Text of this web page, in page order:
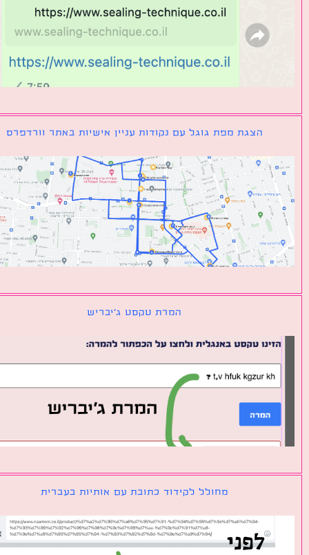
הצגת מפת גוגל עם נקודות עניין אישיות באתר וורדפרס
המרת טקסט ג׳יבריש
מחולל לקידוד כתובת עם אותיות בעברית